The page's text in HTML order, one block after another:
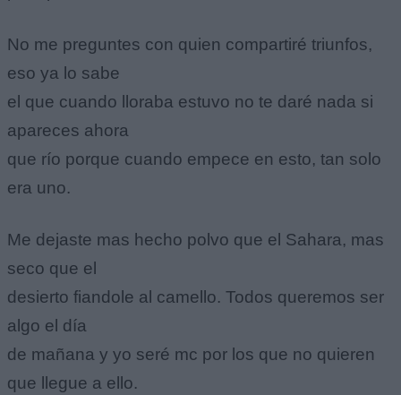
No me preguntes con quien compartiré triunfos,
eso ya lo sabe
el que cuando lloraba estuvo no te daré nada si
apareces ahora
que río porque cuando empece en esto, tan solo
era uno.
Me dejaste mas hecho polvo que el Sahara, mas
seco que el
desierto fiandole al camello. Todos queremos ser
algo el día
de mañana y yo seré mc por los que no quieren
que llegue a ello.